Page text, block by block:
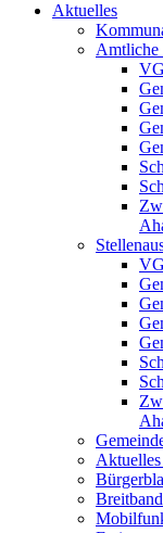
Aktuelles
Amtliche
Aktuelles
Breitband